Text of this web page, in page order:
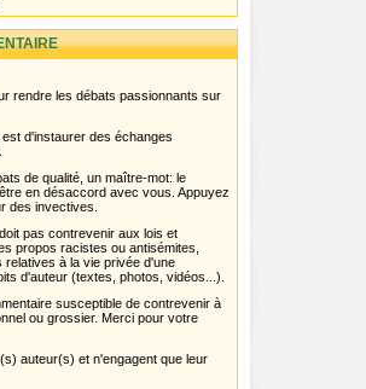
rendre les débats passionnants sur
d'instaurer des échanges
de qualité, un maître-mot: le
en désaccord avec vous. Appuyez
des invectives.
pas contrevenir aux lois et
propos racistes ou antisémites,
relatives à la vie privée d'une
d'auteur (textes, photos, vidéos...).
susceptible de contrevenir à
ou grossier. Merci pour votre
auteur(s) et n'engagent que leur